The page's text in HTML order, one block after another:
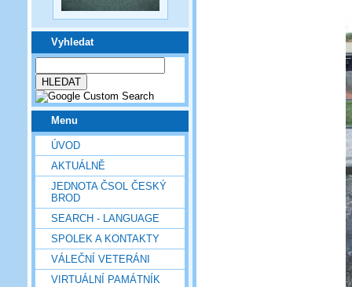
Vyhledat
Menu
ÚVOD
AKTUÁLNĚ
JEDNOTA ČSOL ČESKÝ
BROD
SEARCH - LANGUAGE
SPOLEK A KONTAKTY
VÁLEČNÍ VETERÁNI
VIRTUÁLNÍ PAMÁTNÍK